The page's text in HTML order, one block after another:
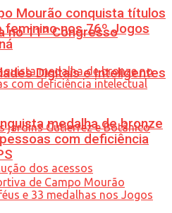
no 11º Congresso
Digitais e Inteligentes
Mourão conquista títulos
feminino nos 76º Jogos
medalha de bronze
com deficiência